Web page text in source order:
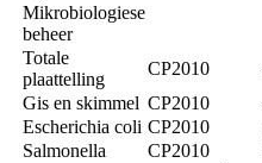
Mikrobiologiese
beheer
Totale
plaattelling
CP2010
Gis en skimmel CP2010
Escherichia coli CP2010
Salmonella
CP2010